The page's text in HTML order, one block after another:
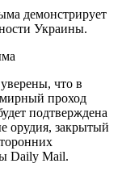
демонстрирует
Украины.
что в
проход
подтверждена
орудия, закрытый
Daily Mail.